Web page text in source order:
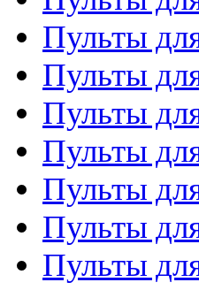
Пульты
Пульты
Пульты
Пульты
Пульты
Пульты
Пульты